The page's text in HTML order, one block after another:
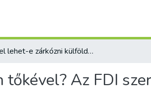
Fel lehet-e zárkózni külföldi közvetlen tőkével? Az FDI szerepe a visegrádi országok gazdasági növekedésében
Az FDI